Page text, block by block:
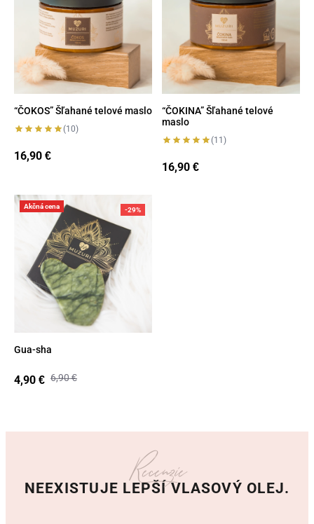
“ČOKOS” Šľahané telové maslo
(10)
16,90 €
“ČOKINA” Šľahané telové
maslo
(11)
16,90 €
Gua-sha
-29%
Akčná cena
Gua-sha
4,90 € 6,90€
Recenzie
NEEXISTUJE LEPŠÍ VLASOVÝ OLEJ.